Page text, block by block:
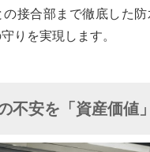
の接合部まで徹底した防
りを実現します。
不安を「資産価値